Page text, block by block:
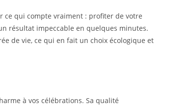
ce qui compte vraiment : profiter de votre
résultat impeccable en quelques minutes.
de vie, ce qui en fait un choix écologique et
à vos célébrations. Sa qualité